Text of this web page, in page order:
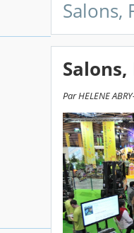
Salons,
Par HELENE